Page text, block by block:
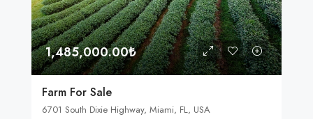
1,485,000.00₺
Farm For Sale
6701 South Dixie Highway, Miami, FL, USA